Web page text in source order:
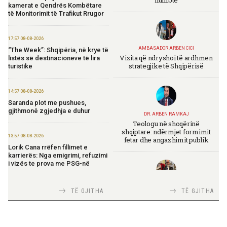
kamerat e Qendrës Kombëtare
të Monitorimit të Trafikut Rrugor
17:57 08-08-2026
“The Week”: Shqipëria, në krye të
listës së destinacioneve të lira
turistike
14:57 08-08-2026
Saranda plot me pushues,
gjithmonë zgjedhja e duhur
13:57 08-08-2026
Lorik Cana rrëfen fillimet e
karrierës: Nga emigrimi, refuzimi
i vizës te prova me PSG-në
Vijojnë punimet për Muzeun
TË GJITHA
AMBASADOR ARBEN CICI
Vizita që ndryshoi të ardhmen
strategjike të Shqipërisë
DR. ARBEN RAMKAJ
Teologu në shoqërinë
shqiptare: ndërmjet formimit
fetar dhe angazhimit publik
TIRANA DIPLOMATTË GJITHA